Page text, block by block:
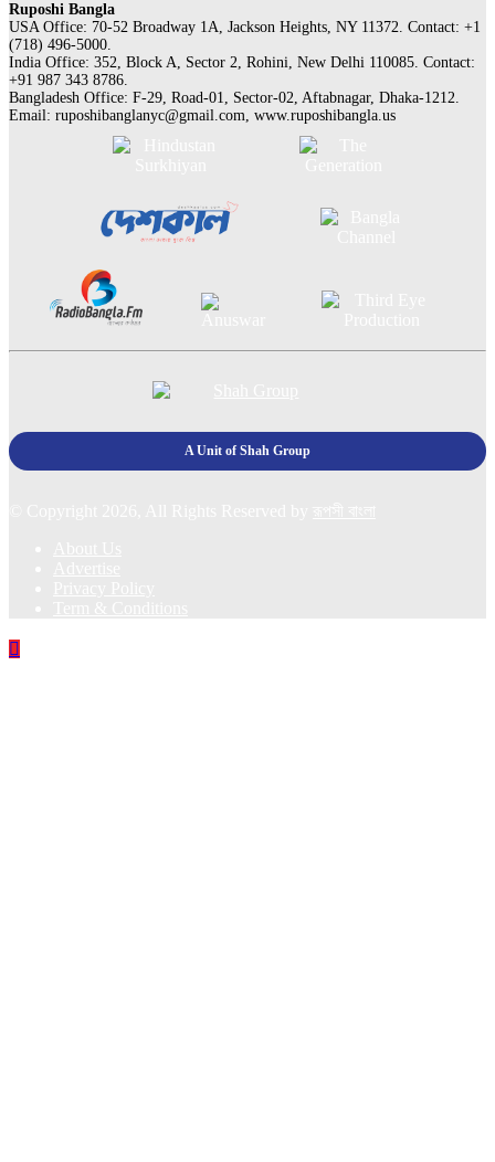
Ruposhi Bangla
USA Office: 70-52 Broadway 1A, Jackson Heights, NY 11372. Contact:‭ +1
(718) 496-5000.
India Office: 352, Block A, Sector 2, Rohini, New Delhi 110085. Contact:
+91 987 343 8786.
Bangladesh Office: F-29, Road-01, Sector-02, Aftabnagar, Dhaka-1212.
Email: ruposhibanglanyc@gmail.com, www.ruposhibangla.us
A Unit of Shah Group
Back
to